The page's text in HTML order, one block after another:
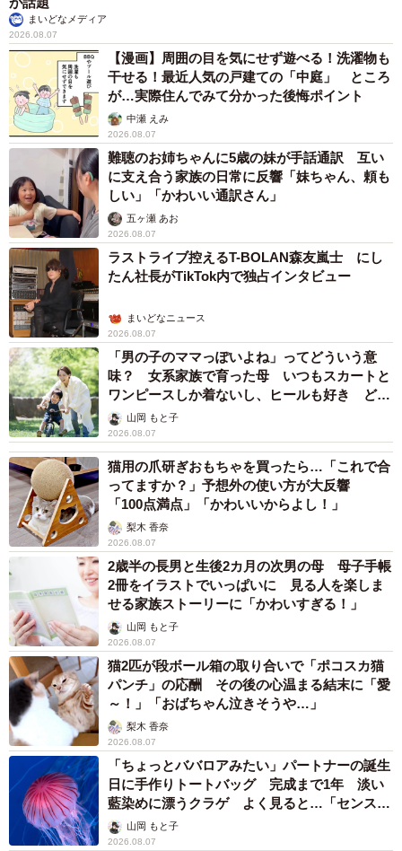
干拓工事中（1968年／画像提供：大潟村役場）
行政機関や集落は総合中心地に集中配置
「工事の完成に先立って、干拓によって新しく生まれる大
地に村がつくられることになりました」
新しい村名には「八郎潟村」が候補に挙がったが、すでに
「八郎潟町」があって紛らわしいため、全国から一般公募
されることになった。1612通、714種の応募があり、その
中でいちばん多い15通の応募があった「大潟村」に決まっ
たという。
八郎潟はかつて大潟と呼ばれていたことがあること、日本
一の潟であること、国内の干拓事業の対象になった湖で最
も大きいことが、応募者の提案理由だった。
こうして1964年9月10日、自治省から「大潟村」の発足が
告示された。村に最初に住み始めたのは、就農者ではなく
排水機場の職員と家族を合わせた14人だという。ちなみに
2023年5月1日現在の人口は、男性1500人、女性1513人の
合計3013人。1156世帯が暮らしているそうだ。行政機関や
集落は「総合中心地」と呼ばれる一角に集中配置されてい
る。
まいどなメディア
2026.08.07
【漫画】周囲の目を気にせず遊べる！洗濯物も
干せる！最近人気の戸建ての「中庭」 ところ
が…実際住んでみて分かった後悔ポイント
中瀬 えみ
2026.08.07
難聴のお姉ちゃんに5歳の妹が手話通訳 互い
に支え合う家族の日常に反響「妹ちゃん、頼も
しい」「かわいい通訳さん」
五ヶ瀬 あお
2026.08.07
ラストライブ控えるT-BOLAN森友嵐士 にし
たん社長がTikTok内で独占インタビュー
まいどなニュース
2026.08.07
「男の子のママっぽいよね」ってどういう意
味？ 女系家族で育った母 いつもスカートと
ワンピースしか着ないし、ヒールも好き どの
へんが…
山岡 もと子
2026.08.07
猫用の爪研ぎおもちゃを買ったら…「これで合
ってますか？」予想外の使い方が大反響
「100点満点」「かわいいからよし！」
梨木 香奈
2026.08.07
2歳半の長男と生後2カ月の次男の母 母子手帳
2冊をイラストでいっぱいに 見る人を楽しま
せる家族ストーリーに「かわいすぎる！」
山岡 もと子
2026.08.07
猫2匹が段ボール箱の取り合いで「ポコスカ猫
パンチ」の応酬 その後の心温まる結末に「愛
～！」「おばちゃん泣きそうや…」
梨木 香奈
2026.08.07
「ちょっとババロアみたい」パートナーの誕生
日に手作りトートバッグ 完成まで1年 淡い
藍染めに漂うクラゲ よく見ると…「センスす
ごい」山岡 もと子
2026.08.07